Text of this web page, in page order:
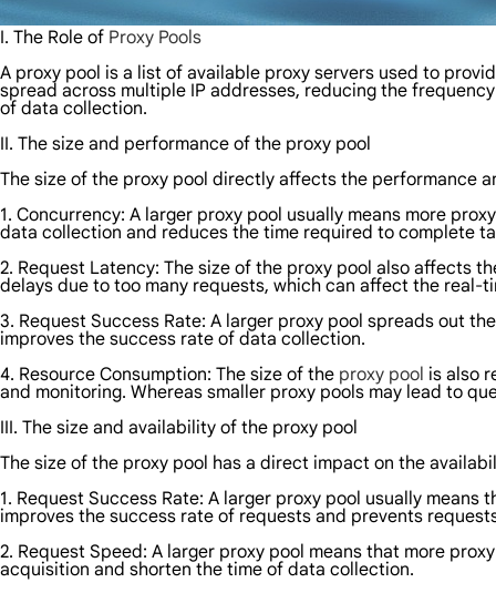
I. The Role of Proxy Pools
A proxy pool is a list of available proxy servers used to
spread across multiple IP addresses, reducing the
of data collection.
II. The size and performance of the proxy pool
The size of the proxy pool directly affects the performance
1. Concurrency: A larger proxy pool usually means more
data collection and reduces the time required to complete
2. Request Latency: The size of the proxy pool also affects
delays due to too many requests, which can affect the real-
3. Request Success Rate: A larger proxy pool spreads out
improves the success rate of data collection.
4. Resource Consumption: The size of the proxy pool is also
and monitoring. Whereas smaller proxy pools may lead to
III. The size and availability of the proxy pool
The size of the proxy pool has a direct impact on the
1. Request Success Rate: A larger proxy pool usually
improves the success rate of requests and prevents
2. Request Speed: A larger proxy pool means that more
acquisition and shorten the time of data collection.